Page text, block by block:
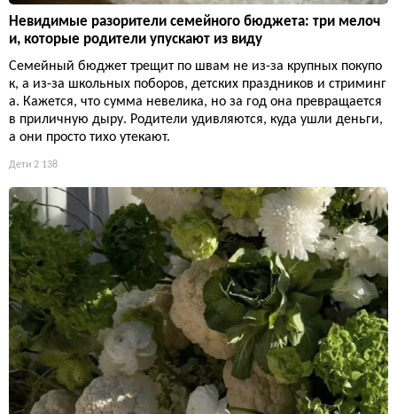
Невидимые разорители семейного бюджета: три мелоч
и, которые родители упускают из виду
Семейный бюджет трещит по швам не из-за крупных покупо
к, а из-за школьных поборов, детских праздников и стриминг
а. Кажется, что сумма невелика, но за год она превращается
в приличную дыру. Родители удивляются, куда ушли деньги,
а они просто тихо утекают.
Дети 2 138